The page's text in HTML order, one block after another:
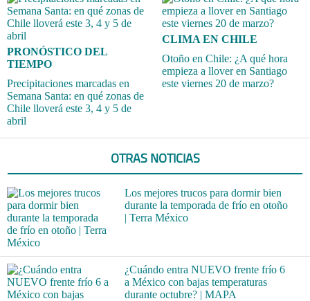
PRONÓSTICO DEL
TIEMPO
Precipitaciones marcadas en
Semana Santa: en qué zonas de
Chile lloverá este 3, 4 y 5 de
abril
CLIMA EN CHILE
Otoño en Chile: ¿A qué hora
empieza a llover en Santiago
este viernes 20 de marzo?
OTRAS NOTICIAS
Los mejores trucos para dormir bien
durante la temporada de frío en otoño
| Terra México
¿Cuándo entra NUEVO frente frío 6
a México con bajas temperaturas
durante octubre? | MAPA